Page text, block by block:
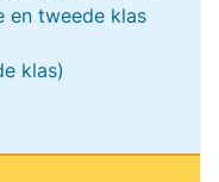
en tweede klas
klas)